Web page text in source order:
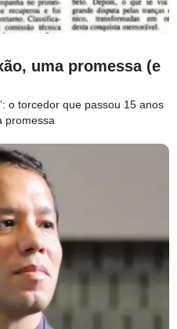
uma promessa (e
o torcedor que passou 15 anos
promessa